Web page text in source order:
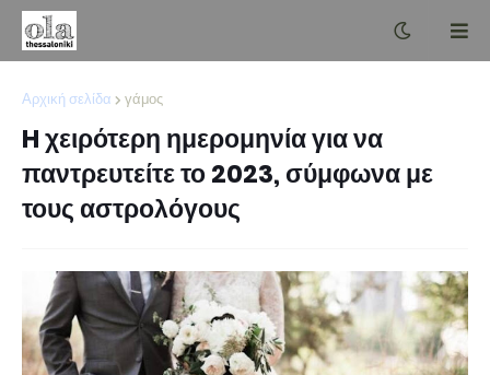
Αρχική σελίδα γάμος
H χειρότερη ημερομηνία για να
παντρευτείτε το 2023, σύμφωνα με
τους αστρολόγους